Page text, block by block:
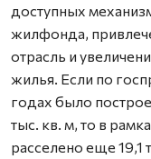
доступных
жилфонда,
отрасль и
жилья. Если по
годах было
тыс. кв. м, то в
расселено еще 19,1